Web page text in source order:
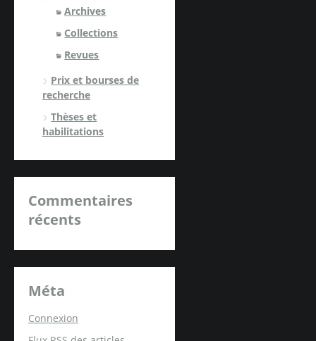
Archives
Collections
Revues
Prix et bourses de
recherche
Thèses et
habilitations
Commentaires
récents
Méta
Connexion